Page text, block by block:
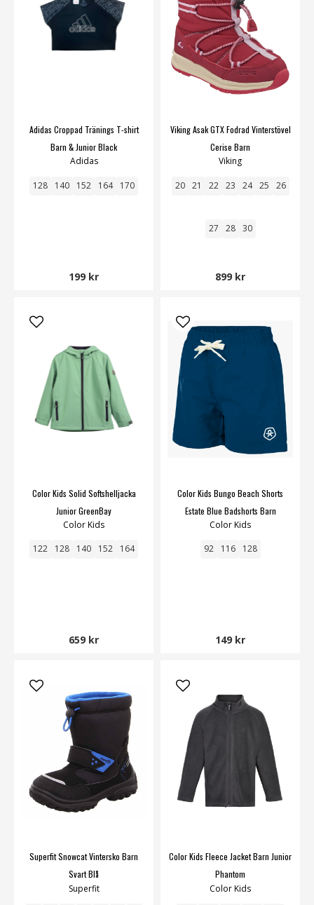
Adidas Croppad Tränings T-shirt
Barn & Junior Black
Adidas
128 140 152 164 170
199 kr
Viking Asak GTX Fodrad Vinterstövel
Cerise Barn
Viking
20 21 22 23 24 25 26
27 28 30
899 kr
Color Kids Solid Softshelljacka
Junior GreenBay
Color Kids
122 128 140 152 164
659 kr
Color Kids Bungo Beach Shorts
Estate Blue Badshorts Barn
Color Kids
92 116 128
149 kr
Superfit Snowcat Vintersko Barn
Svart Blå
Superfit
Color Kids Fleece Jacket Barn Junior
Phantom
Color Kids